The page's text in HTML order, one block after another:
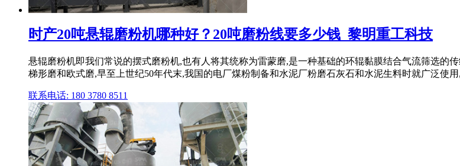
时产20吨悬辊磨粉机哪种好？20吨磨粉线要多少钱_黎明重工科技
悬辊磨粉机即我们常说的摆式磨粉机,也有人将其统称为雷蒙磨,是一种基础的环辊黏膜结合气流筛选的
梯形磨和欧式磨,早至上世纪50年代末,我国的电厂煤粉制备和水泥厂粉磨石灰石和水泥生料时就广泛使用
联系电话: 180 3780 8511